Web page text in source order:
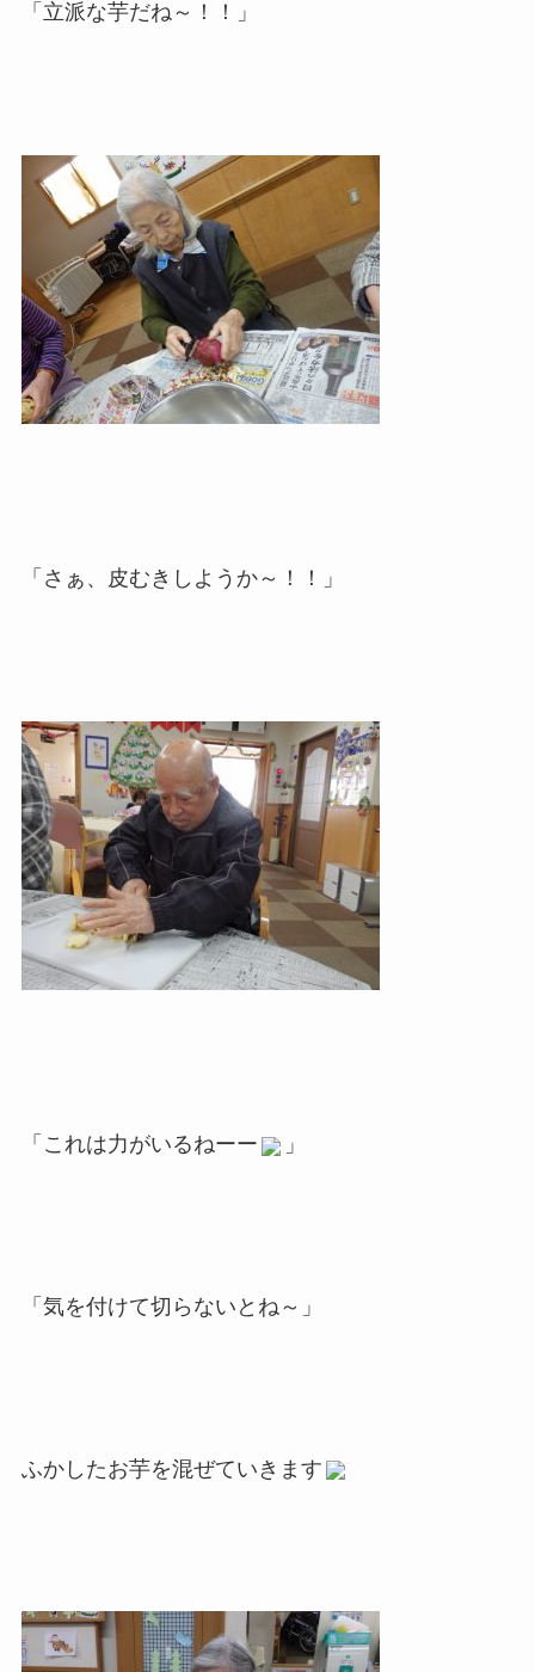
「立派な芋だね～！！」
「さぁ、皮むきしようか～！！」
「これは力がいるねーー 」
「気を付けて切らないとね～」
ふかしたお芋を混ぜていきます